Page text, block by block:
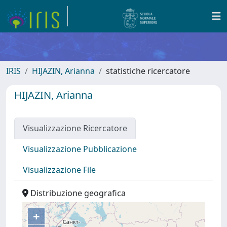
IRIS HIJAZIN, Arianna statistiche ricercatore
HIJAZIN, Arianna
Visualizzazione Ricercatore
Visualizzazione Pubblicazione
Visualizzazione File
Distribuzione geografica
+